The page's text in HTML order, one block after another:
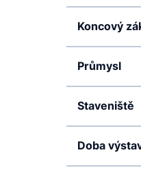
Koncový
Průmysl
Staveniště
Doba